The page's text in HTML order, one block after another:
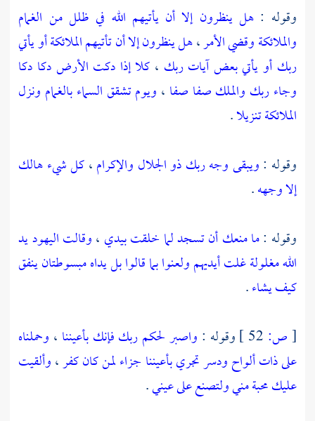
وقوله : هل ينظرون إلا أن يأتيهم الله في ظلل من الغمام
والملائكة وقضي الأمر،هل ينظرون إلا أن تأتيهم الملائكة أو يأتي
ربك أو يأتي بعض آيات ربك ، كلا إذا دكت الأرض دكا دكا
وجاء ربك والملك صفا صفا ، ويوم تشقق السماء بالغمام ونزل
الملائكة تنزيلا.
وقوله :ويبقى وجه ربك ذو الجلال والإكرام،كل شيء هالك
إلا وجهه.
وقوله :ما منعك أن تسجد لما خلقت بيدي ،وقالت اليهود يد
الله مغلولة غلت أيديهم ولعنوا بما قالوا بل يداه مبسوطتان ينفق
كيف يشاء.
[ص: وقوله : واصبر لحكم ربك فإنك بأعيننا ، وحملناه
على ذات ألواح ودسر تجري بأعيننا جزاء لمن كان كفر،وألقيت
عليك محبة مني ولتصنع على عيني.